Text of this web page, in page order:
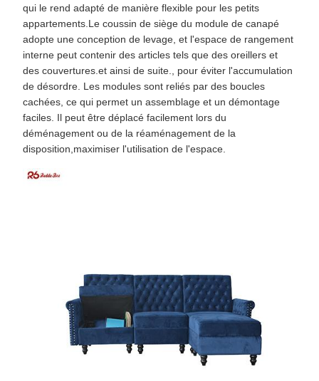
qui le rend adapté de manière flexible pour les petits
appartements.Le coussin de siège du module de canapé
adopte une conception de levage, et l'espace de rangement
interne peut contenir des articles tels que des oreillers et
des couvertures.et ainsi de suite., pour éviter l'accumulation
de désordre. Les modules sont reliés par des boucles
cachées, ce qui permet un assemblage et un démontage
faciles. Il peut être déplacé facilement lors du
déménagement ou de la réaménagement de la
disposition,maximiser l'utilisation de l'espace.